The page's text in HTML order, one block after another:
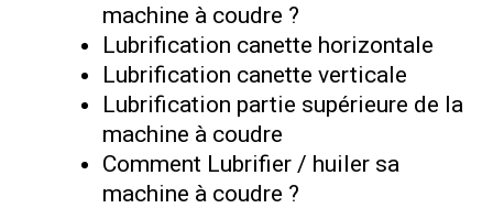
machine à coudre ?
Lubrification canette horizontale
Lubrification canette verticale
Lubrification partie supérieure de la
machine à coudre
Comment Lubrifier / huiler sa
machine à coudre ?